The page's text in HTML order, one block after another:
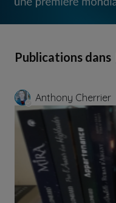
Publications dans
Anthony Cherrier